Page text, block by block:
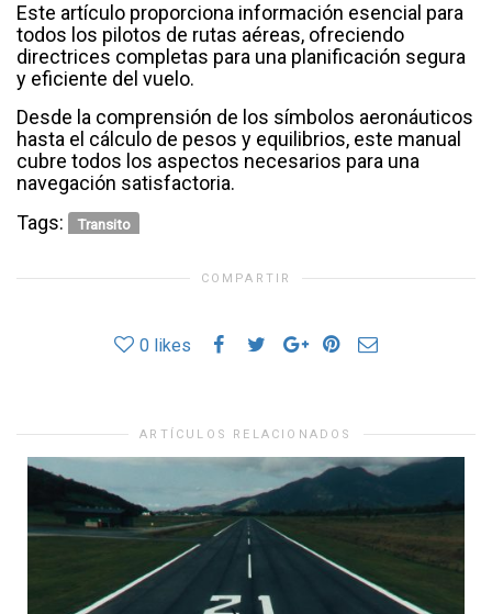
Este artículo proporciona información esencial para
todos los pilotos de rutas aéreas, ofreciendo
directrices completas para una planificación segura
y eficiente del vuelo.
Desde la comprensión de los símbolos aeronáuticos
hasta el cálculo de pesos y equilibrios, este manual
cubre todos los aspectos necesarios para una
navegación satisfactoria.
Tags:
Transito
COMPARTIR
0 likes
ARTÍCULOS RELACIONADOS